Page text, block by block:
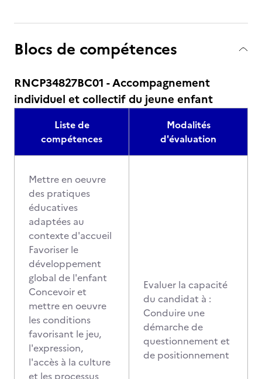
Blocs de compétences
RNCP34827BC01 - Accompagnement
individuel et collectif du jeune enfant
Liste de
compétences
Modalités
d'évaluation
Mettre en oeuvre
des pratiques
éducatives
adaptées au
contexte d'accueil
Favoriser le
développement
global de l'enfant
Concevoir et
mettre en oeuvre
les conditions
favorisant le jeu,
l'expression,
l'accès à la culture
et les processus
Evaluer la capacité
du candidat à :
Conduire une
démarche de
questionnement et
de positionnement